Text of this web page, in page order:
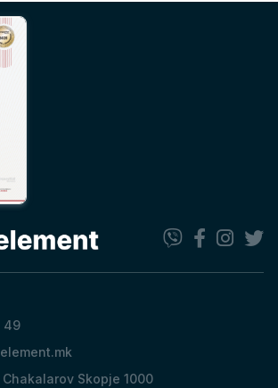
49
Skopje 1000